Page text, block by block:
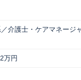
介護士・ケアマネージ
万円